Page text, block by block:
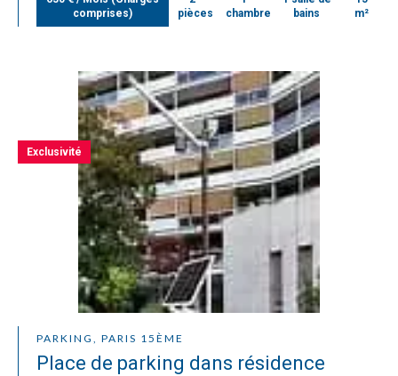
comprises)
pièces
chambre
bains
m²
PARKING, PARIS 15ÈME
Place de parking dans résidence
Exclusivité